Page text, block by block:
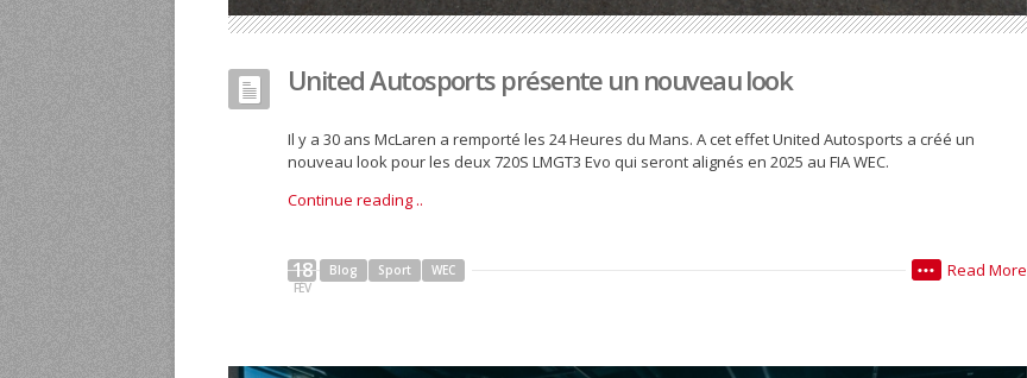
United Autosports présente un nouveau look
Il y a 30 ans McLaren a remporté les 24 Heures du Mans. A cet effet United Autosports a créé un
nouveau look pour les deux 720S LMGT3 Evo qui seront alignés en 2025 au FIA WEC.
Continue reading ..
18
FÉV
Blog Sport WEC Read More
•••